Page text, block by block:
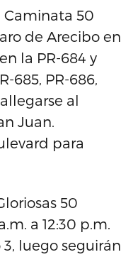
Caminata 50
de Arecibo en
la PR-684 y
685, PR-686,
allegarse al
Juan.
para
50
a 12:30 p.m.
luego seguirán